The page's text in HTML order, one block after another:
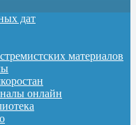
дат
материалов
онлайн